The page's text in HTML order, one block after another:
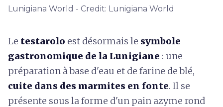
Lunigiana World - Credit: Lunigiana World
Le testarolo est désormais le symbole
gastronomique de la Lunigiane : une
préparation à base d'eau et de farine de blé,
cuite dans des marmites en fonte. Il se
présente sous la forme d'un pain azyme rond